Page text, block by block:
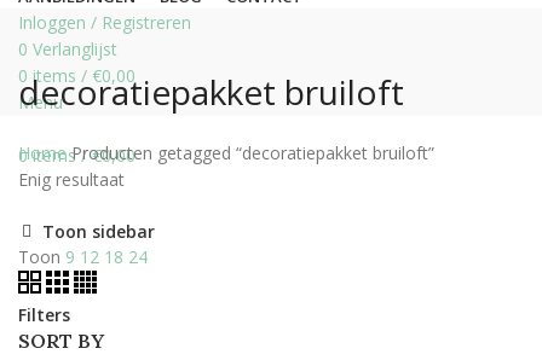
Inloggen / Registreren
0 Verlanglijst
0 items / €0,00
Menu
0items / €0,00
decoratiepakket bruiloft
HomeProducten getagged “decoratiepakket bruiloft”
Enig resultaat
Toon sidebar
Toon 9 12 18 24
Filters
SORT BY